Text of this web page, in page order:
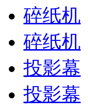
碎纸机
碎纸机
投影幕
投影幕